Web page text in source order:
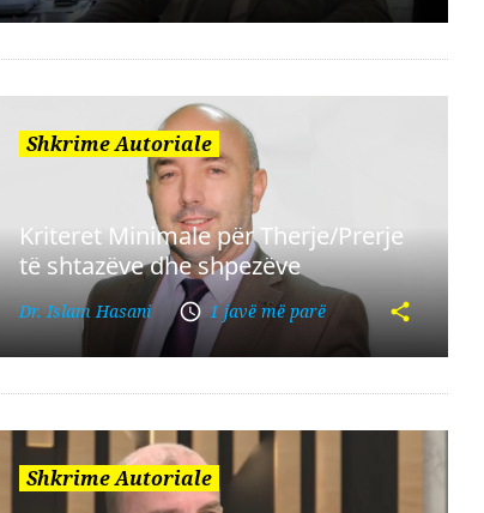
Shkrime Autoriale
Kriteret Minimale për Therje/Prerje
të shtazëve dhe shpezëve
Dr. Islam Hasani 1 javë më parë
Shkrime Autoriale